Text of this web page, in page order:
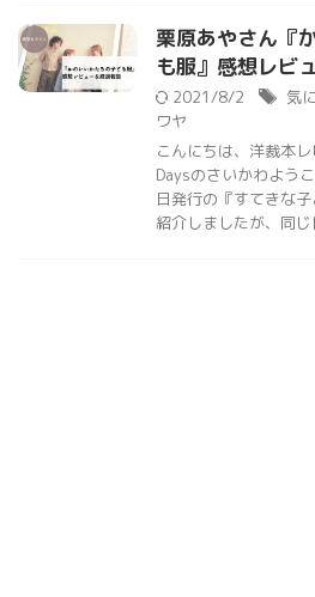
栗原あやさん『
も服』感想レビ
2021/8/2 気
ワヤ
こんにちは、洋裁本
Daysのさいかわよう
日発行の『すてきな
紹介しましたが、同